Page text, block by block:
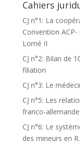
Cahiers
CJ n°1: La
Convention
Lomé II
CJ n°2: Bilan de
filiation
CJ n°3: Le
CJ n°5: Les
franco-
CJ n°6: Le
des mineurs en